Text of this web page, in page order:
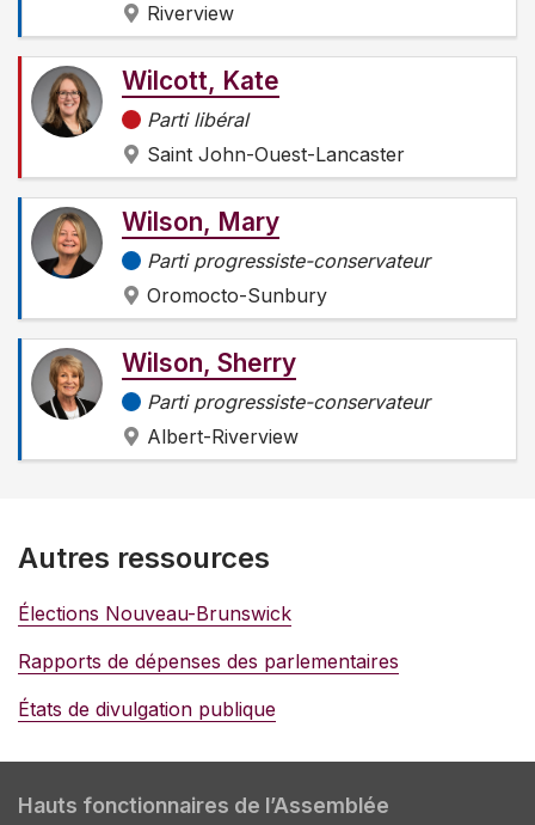
Riverview
Wilcott, Kate
Parti libéral
Saint John-Ouest-Lancaster
Wilson, Mary
Parti progressiste-conservateur
Oromocto-Sunbury
Wilson, Sherry
Parti progressiste-conservateur
Albert-Riverview
Autres ressources
Élections Nouveau-Brunswick
Rapports de dépenses des parlementaires
États de divulgation publique
Hauts fonctionnaires de l’Assemblée